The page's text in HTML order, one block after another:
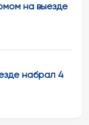
на выезде
набрал 4